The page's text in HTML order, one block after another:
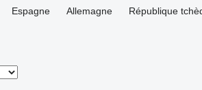
Espagne Allemagne
République